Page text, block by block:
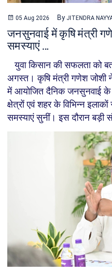
खेल
मनोरंजन
शिक्षा
धर्म
क्राइम
05 Aug 2026 By JITENDRA
जनसुनवाई में कृषि मंत्री
समस्याएं ...
युवा किसान की सफलता को
अगस्त। कृषि मंत्री गणेश जोशी
में आयोजित दैनिक जनसुनवाई के
क्षेत्रों एवं शहर के विभिन्न
समस्याएं सुनीं। इस दौरान बड़ी